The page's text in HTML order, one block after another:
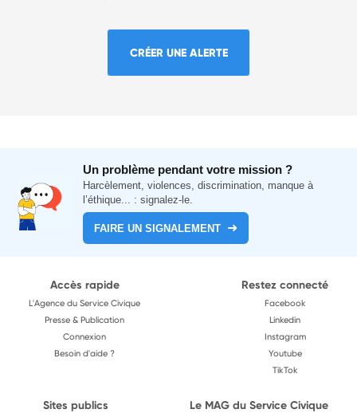
CRÉER UNE ALERTE
Un problème pendant votre mission ?
Harcèlement, violences, discrimination, manque à
l’éthique... : signalez-le.
FAIRE UN SIGNALEMENT
Accès rapide
L'Agence du Service Civique
Presse & Publication
Connexion
Besoin d'aide ?
Restez connecté
Facebook
Linkedin
Instagram
Youtube
TikTok
Sites publics Le MAG du Service Civique